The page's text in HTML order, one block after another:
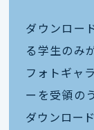
ダウンロー
る学生のみ
フォトギャ
ーを受領の
ダウンロー